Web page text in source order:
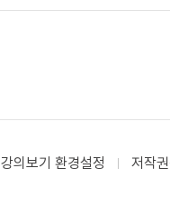
강의보기 환경설정 저작